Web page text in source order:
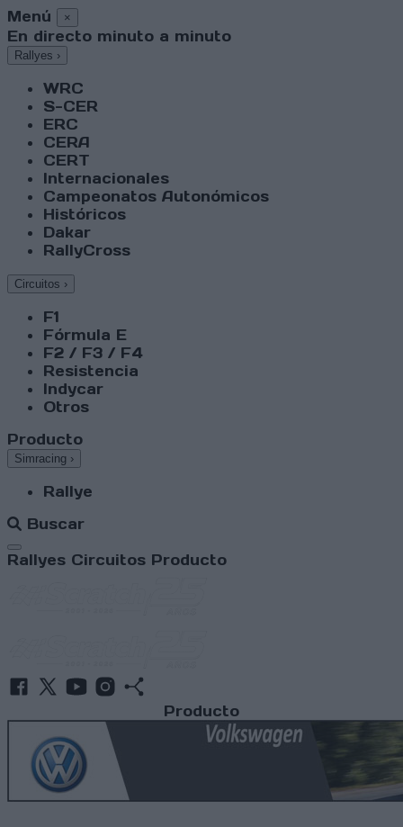
Menú ×
En directo minuto a minuto
Rallyes ›
WRC
S-CER
ERC
CERA
CERT
Internacionales
Campeonatos Autonómicos
Históricos
Dakar
RallyCross
Circuitos ›
F1
Fórmula E
F2 / F3 / F4
Resistencia
Indycar
Otros
Producto
Simracing ›
Rallye
Buscar
Abrir menú
Rallyes Circuitos Producto
Producto